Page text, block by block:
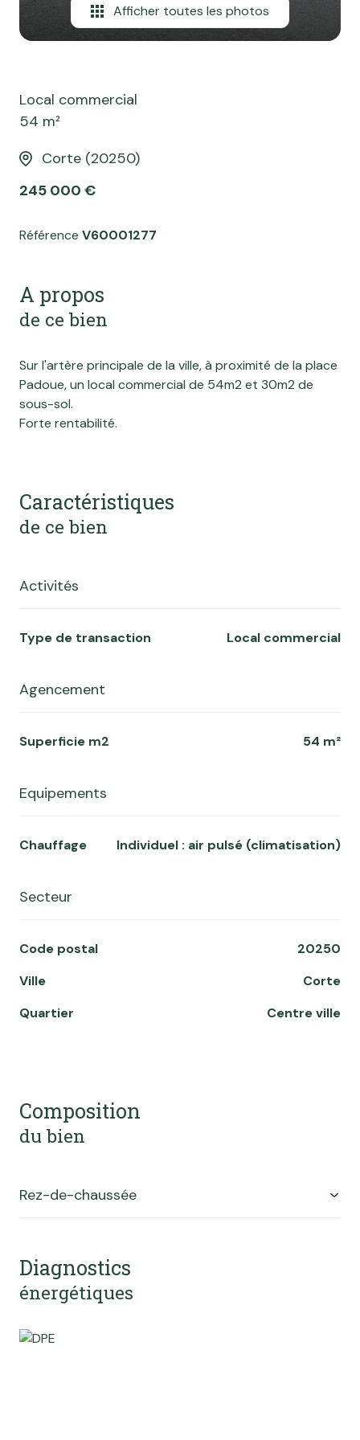
Afficher toutes les photos
Local commercial
54 m²
Corte (20250)
245 000 €
Référence V60001277
A propos
de ce bien
Sur l'artère principale de la ville, à proximité de la place
Padoue, un local commercial de 54m2 et 30m2 de
sous-sol.
Forte rentabilité.
Caractéristiques
de ce bien
Activités
Type de transaction Local commercial
Agencement
Superficie m2 54 m²
Equipements
Chauffage individuel : air pulsé (climatisation)
Secteur
Code postal
20250
Ville
Corte
Quartier
centre ville
Composition
du bien
Rez-de-chaussée
salle
Diagnostics
énergétiques